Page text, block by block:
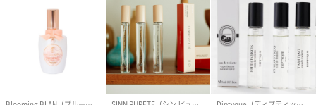
生花のブーケを同梱します。
※9-15時にご注文いただく場合、最短のお届け可能日が通常より